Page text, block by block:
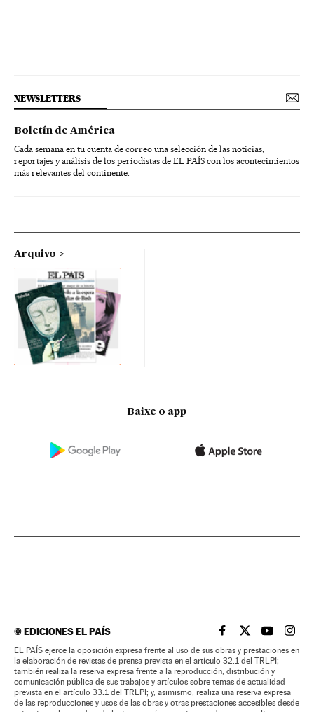
NEWSLETTERS
Boletín de América
Cada semana en tu cuenta de correo una selección de las noticias,
reportajes y análisis de los periodistas de EL PAÍS con los acontecimientos
más relevantes del continente.
Arquivo
Baixe o app
©EDICIONES EL PAÍS EL PAÍS BRASIL EN
EL PAÍSEL PAÍS
EL
EL PAÍS ejerce la oposición expresa frente al uso de sus obras y prestaciones en
la elaboración de revistas de prensa prevista en el artículo 32.1 del TRLPI;
también realiza la reserva expresa frente a la reproducción, distribución y
comunicación pública de sus trabajos y artículos sobre temas de actualidad
prevista en el artículo 33.1 del TRLPI; y, asimismo, realiza una reserva expresa
de las reproducciones y usos de las obras y otras prestaciones accesibles desde